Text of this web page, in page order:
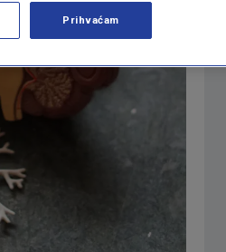
Prihvaćam